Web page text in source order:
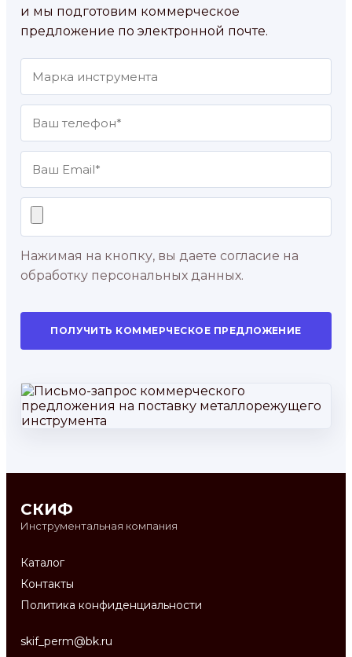
и мы подготовим коммерческое
предложение по электронной почте.
Нажимая на кнопку, вы даете согласие на
обработку персональных данных.
ПОЛУЧИТЬ КОММЕРЧЕСКОЕ ПРЕДЛОЖЕНИЕ
СКИФ
Инструментальная компания
Каталог
Контакты
Политика конфиденциальности
skif_perm@bk.ru